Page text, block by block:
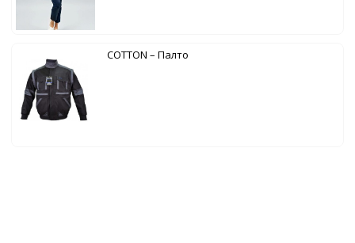
COTTON – Палто